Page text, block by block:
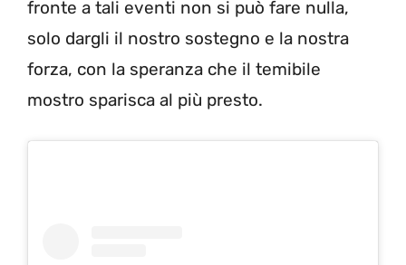
fronte a tali eventi non si può fare nulla,
solo dargli il nostro sostegno e la nostra
forza, con la speranza che il temibile
mostro sparisca al più presto.